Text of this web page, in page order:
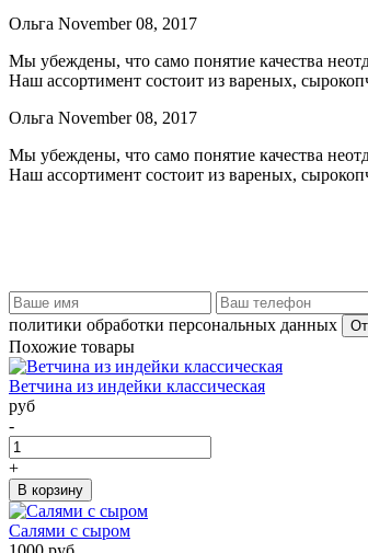
Ольга November 08, 2017
Мы убеждены, что само понятие качества
Наш ассортимент состоит из вареных,
Ольга November 08, 2017
Мы убеждены, что само понятие качества
Наш ассортимент состоит из вареных,
политики обработки персональных данных
Похожие товары
Ветчина из индейки классическая
руб
-
+
В корзину
Салями с сыром